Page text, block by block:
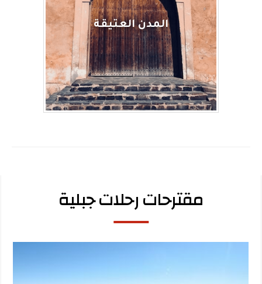
المدن العتيقة
مقترحات رحلات جبلية